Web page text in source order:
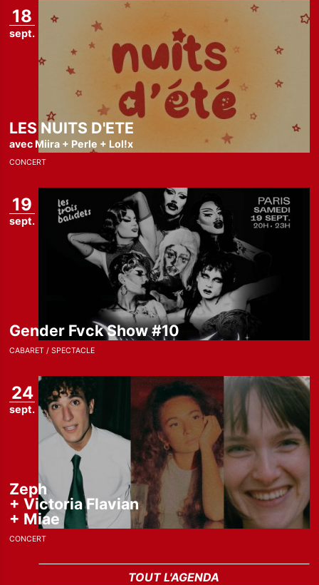
18
sept.
LES NUITS D'ETE
avec Miira + Perle + Lol!x
CONCERT
19
sept.
Gender Fvck Show #10
CABARET SPECTACLE
24
sept.
Zeph
+ Victoria Flavian
+ Miae
CONCERT
TOUT L'AGENDA